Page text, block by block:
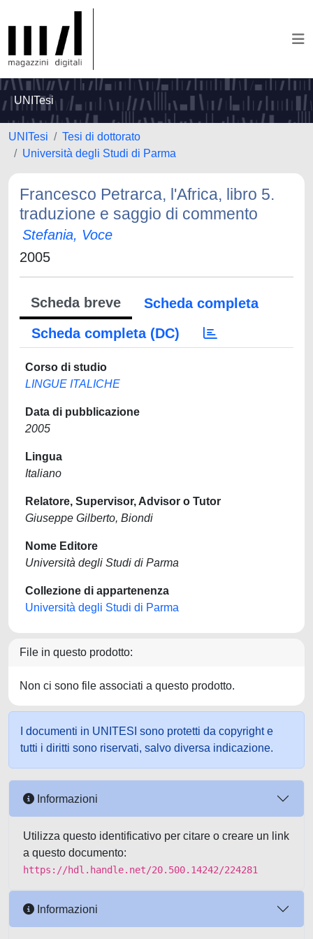
UNITesi
UNITesi
Tesi di dottorato
Università degli Studi di Parma
Francesco Petrarca, l'Africa, libro 5.
traduzione e saggio di commento
Stefania, Voce
2005
Scheda breve
Scheda completa
Scheda completa (DC)
Corso di studio
LINGUE ITALICHE
Data di pubblicazione
2005
Lingua
Italiano
Relatore, Supervisor, Advisor o Tutor
Giuseppe Gilberto, Biondi
Nome Editore
Università degli Studi di Parma
Collezione di appartenenza
Università degli Studi di Parma
File in questo prodotto:
Non ci sono file associati a questo prodotto.
I documenti in UNITESI sono protetti da copyright e
tutti i diritti sono riservati, salvo diversa indicazione.
Informazioni
Utilizza questo identificativo per citare o creare un link
a questo documento:
https://hdl.handle.net/20.500.14242/224281
Informazioni